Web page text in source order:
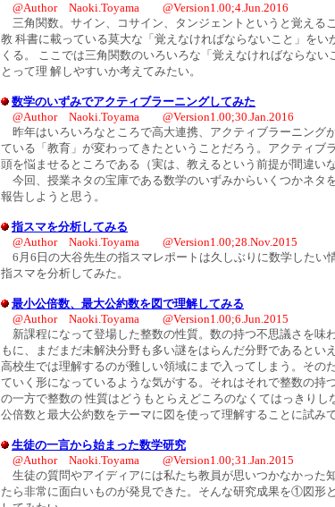
@Author Naoki.Toyama @Version1.00;4.Jun.2016
三角関数。サイン、コサイン、タンジェントというと覚える
教 科書に載っている莫大な「覚えなければならないこと」を
くる。 ここでは三角関数のいろいろな「覚えなければならな
とって理 解しやすいか考えてみたい。
数学のいずみでアクティブラーニングしてみた
@Author Naoki.Toyama @Version1.00;30.Jan.2016
昨年はいろいろなところで高大連携、アクティブラーニング
ている「教育」が変わってきたということだろう。アクティブ
頭を悩ませるところである（実は、教えるという前提が間違い
今回、授業ネタの宝庫である数学のいずみからいくつかネタ
報告しようと思う。
指スマを分析してみる
@Author Naoki.Toyama @Version1.00;28.Nov.2015
6月6日の大谷先生の指スマレポートは久しぶりに数学したい
指スマを分析してみた。
最小公倍数、最大公約数を図で理解してみる
@Author Naoki.Toyama @Version1.00;6.Jun.2015
新課程になって登場した整数の性質。数の持つ不思議さを味
もに、まだまだ未解決分野も多い謎をはらんだ分野であるとい
高校生では理解するのが難しい領域にまで入ってしまう。その
ていく形になっているような気がする。それはそれで整数の持
の一方で整数の 性質はどうもとらえどころのなくてはっきり
公倍数と最大公約数をテーマに図を使って理解することに試みて
生徒の一言から始まった数学研究
@Author Naoki.Toyama @Version1.00;31.Jan.2015
生徒の質問やアイディアには私たち教員が思いつかなかった
たら非常に面白いものが発見できた。そんな研究成果を①図